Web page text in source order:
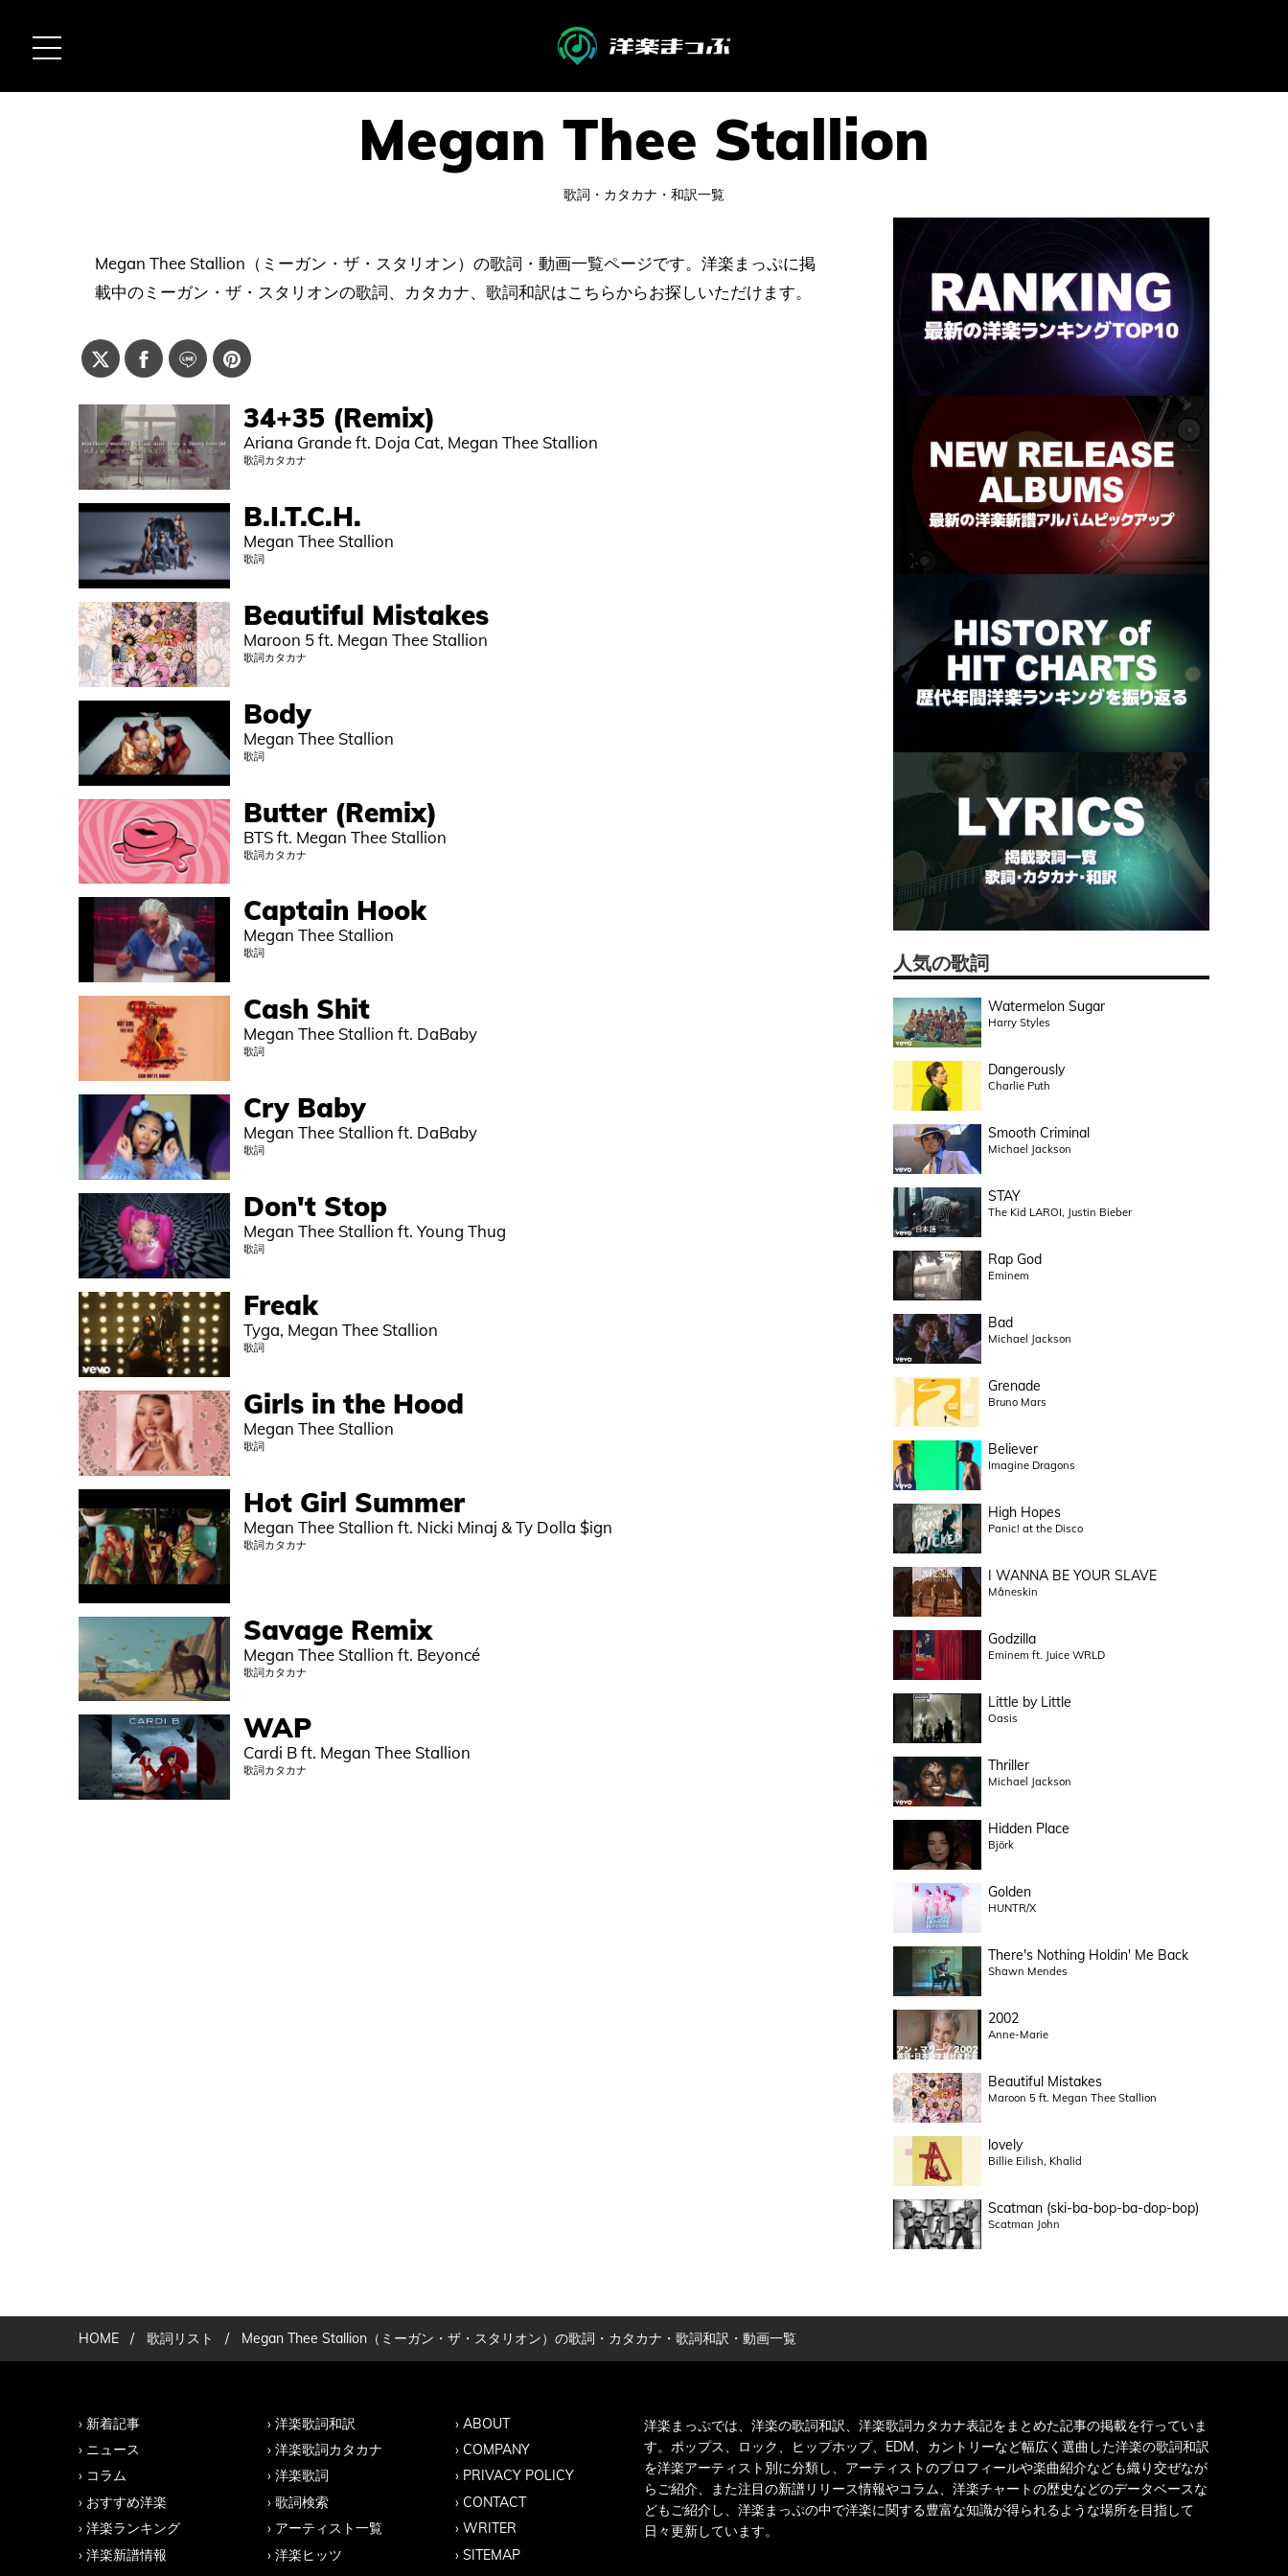
歌詞・カタカナ・和訳一覧
Megan Thee Stallion（ミーガン・ザ・スタリオン）の歌詞・動画一覧ページです。洋楽まっぷに掲
載中のミーガン・ザ・スタリオンの歌詞、カタカナ、歌詞和訳はこちらからお探しいただけます。
34+35 (Remix)
Ariana Grande ft. Doja Cat, Megan Thee Stallion
歌詞カタカナ
B.I.T.C.H.
Megan Thee Stallion
歌詞
Beautiful Mistakes
Maroon 5 ft. Megan Thee Stallion
歌詞カタカナ
Body
Megan Thee Stallion
歌詞
Butter (Remix)
BTS ft. Megan Thee Stallion
歌詞カタカナ
Captain Hook
Megan Thee Stallion
歌詞
Cash Shit
Megan Thee Stallion ft. DaBaby
歌詞
Cry Baby
Megan Thee Stallion ft. DaBaby
歌詞
Don't Stop
Megan Thee Stallion ft. Young Thug
歌詞
Freak
Tyga, Megan Thee Stallion
歌詞
Girls in the Hood
Megan Thee Stallion
歌詞
Hot Girl Summer
Megan Thee Stallion ft. Nicki Minaj & Ty Dolla $ign
歌詞カタカナ
Savage Remix
Megan Thee Stallion ft. Beyoncé
歌詞カタカナ
WAP
Cardi B ft. Megan Thee Stallion
歌詞カタカナ
人気の歌詞
Watermelon Sugar
Harry Styles
Dangerously
Charlie Puth
Smooth Criminal
Michael Jackson
STAY
The Kid LAROI, Justin Bieber
Rap God
Eminem
Bad
Michael Jackson
Grenade
Bruno Mars
Believer
Imagine Dragons
High Hopes
Panic! at the Disco
I WANNA BE YOUR SLAVE
Måneskin
Godzilla
Eminem ft. Juice WRLD
Little by Little
Oasis
Thriller
Michael Jackson
Hidden Place
Björk
Golden
HUNTR/X
There's Nothing Holdin' Me Back
Shawn Mendes
2002
Anne-Marie
Beautiful Mistakes
Maroon 5 ft. Megan Thee Stallion
lovely
Billie Eilish, Khalid
Scatman (ski-ba-bop-ba-dop-bop)
Scatman John
HOME / 歌詞リスト / Megan Thee Stallion（ミーガン・ザ・スタリオン）の歌詞・カタカナ・歌詞和訳・動画一覧
新着記事
ニュース
コラム
おすすめ洋楽
洋楽ランキング
洋楽新譜情報
洋楽歌詞和訳
洋楽歌詞カタカナ
洋楽歌詞
歌詞検索
アーティスト一覧
洋楽ヒッツ
ABOUT
COMPANY
PRIVACY POLICY
CONTACT
WRITER
SITEMAP
洋楽まっぷでは、洋楽の歌詞和訳、洋楽歌詞カタカナ表記をまとめた記事の掲載を行っていま
す。ポップス、ロック、ヒップホップ、EDM、カントリーなど幅広く選曲した洋楽の歌詞和訳
を洋楽アーティスト別に分類し、アーティストのプロフィールや楽曲紹介なども織り交ぜなが
らご紹介、また注目の新譜リリース情報やコラム、洋楽チャートの歴史などのデータベースな
どもご紹介し、洋楽まっぷの中で洋楽に関する豊富な知識が得られるような場所を目指して
日々更新しています。